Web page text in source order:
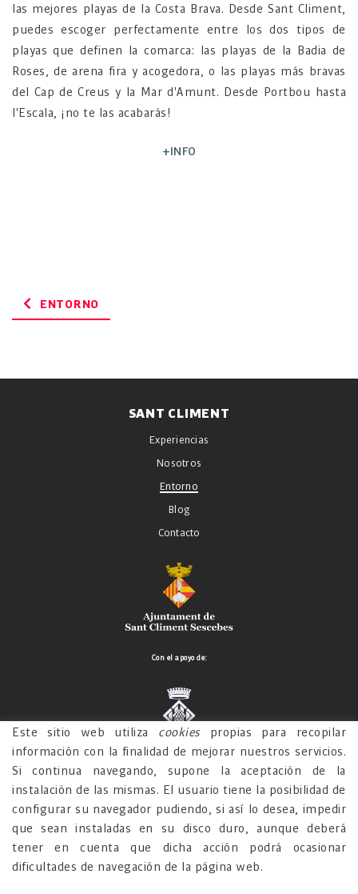
las mejores playas de la Costa Brava. Desde Sant Climent,
puedes escoger perfectamente entre los dos tipos de
playas que definen la comarca: las playas de la Badia de
Roses, de arena fira y acogedora, o las playas más bravas
del Cap de Creus y la Mar d'Amunt. Desde Portbou hasta
l'Escala, ¡no te las acabarás!
+INFO
ENTORNO
SANT CLIMENT
Experiencias
Nosotros
Entorno
Blog
Contacto
Con el apoyo de:
CONTACTO
C. Magre ,21
17751 Sant Climent Sescebes
972 563 007
Este sitio web utiliza cookies propias para recopilar
información con la finalidad de mejorar nuestros servicios.
Si continua navegando, supone la aceptación de la
instalación de las mismas. El usuario tiene la posibilidad de
configurar su navegador pudiendo, si así lo desea, impedir
que sean instaladas en su disco duro, aunque deberá
tener en cuenta que dicha acción podrá ocasionar
dificultades de navegación de la página web.